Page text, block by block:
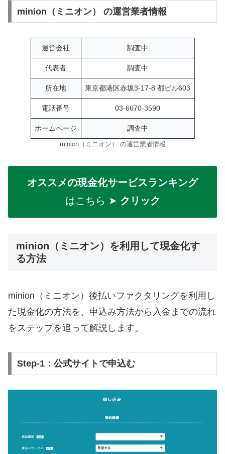
minion（ミニオン） の運営業者情報
運営会社 調査中
代表者 調査中
所在地 東京都港区赤坂3-17-8 都ビル603
電話番号 03-6670-3590
ホームページ 調査中
minion（ミニオン） の運営業者情報
オススメの現金化サービスランキング
はこちら ➤ クリック
minion（ミニオン）を利用して現金化す
る方法
minion（ミニオン）後払いファクタリングを利用し
た現金化の方法を、申込み方法から入金までの流れ
をステップを追って解説します。
Step-1：公式サイトで申込む